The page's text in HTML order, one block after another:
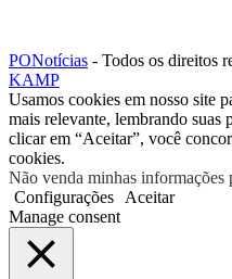
PONotícias - Todos os direitos
KAMP
Usamos cookies em nosso site
mais relevante, lembrando suas
clicar em “Aceitar”, você
cookies.
Não venda minhas informações
Configurações
Aceitar
Manage consent